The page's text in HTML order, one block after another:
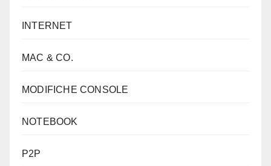
INTERNET
MAC & CO.
MODIFICHE CONSOLE
NOTEBOOK
P2P